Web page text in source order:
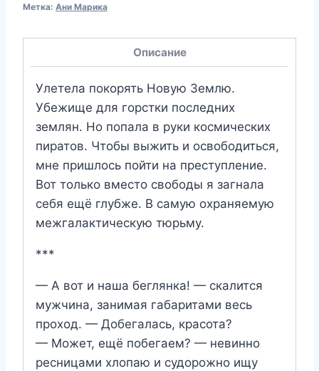
Метка: Ани Марика
Описание
Улетела покорять Новую Землю.
Убежище для горстки последних
землян. Но попала в руки космических
пиратов. Чтобы выжить и освободиться,
мне пришлось пойти на преступление.
Вот только вместо свободы я загнала
себя ещё глубже. В самую охраняемую
межгалактическую тюрьму.
***
— А вот и наша беглянка! — скалится
мужчина, занимая габаритами весь
проход. — Добегалась, красота?
— Может, ещё побегаем? — невинно
ресницами хлопаю и судорожно ищу